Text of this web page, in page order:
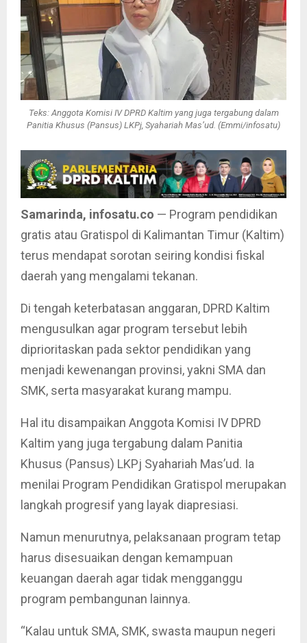
Teks: Anggota Komisi IV DPRD Kaltim yang juga tergabung dalam
Panitia Khusus (Pansus) LKPj, Syahariah Mas’ud. (Emmi/infosatu)
Samarinda, infosatu.co — Program pendidikan
gratis atau Gratispol di Kalimantan Timur (Kaltim)
terus mendapat sorotan seiring kondisi fiskal
daerah yang mengalami tekanan.
Di tengah keterbatasan anggaran, DPRD Kaltim
mengusulkan agar program tersebut lebih
diprioritaskan pada sektor pendidikan yang
menjadi kewenangan provinsi, yakni SMA dan
SMK, serta masyarakat kurang mampu.
Hal itu disampaikan Anggota Komisi IV DPRD
Kaltim yang juga tergabung dalam Panitia
Khusus (Pansus) LKPj Syahariah Mas’ud. Ia
menilai Program Pendidikan Gratispol merupakan
langkah progresif yang layak diapresiasi.
Namun menurutnya, pelaksanaan program tetap
harus disesuaikan dengan kemampuan
keuangan daerah agar tidak mengganggu
program pembangunan lainnya.
“Kalau untuk SMA, SMK, swasta maupun negeri